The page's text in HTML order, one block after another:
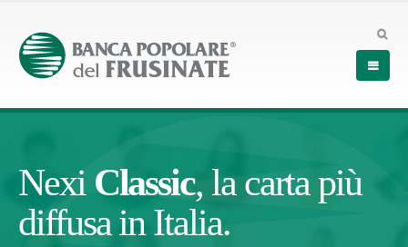
Nexi Classic, la carta più
diffusa in Italia.